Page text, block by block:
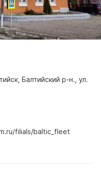
Балтийский р-н., ул.
filials/baltic_fleet